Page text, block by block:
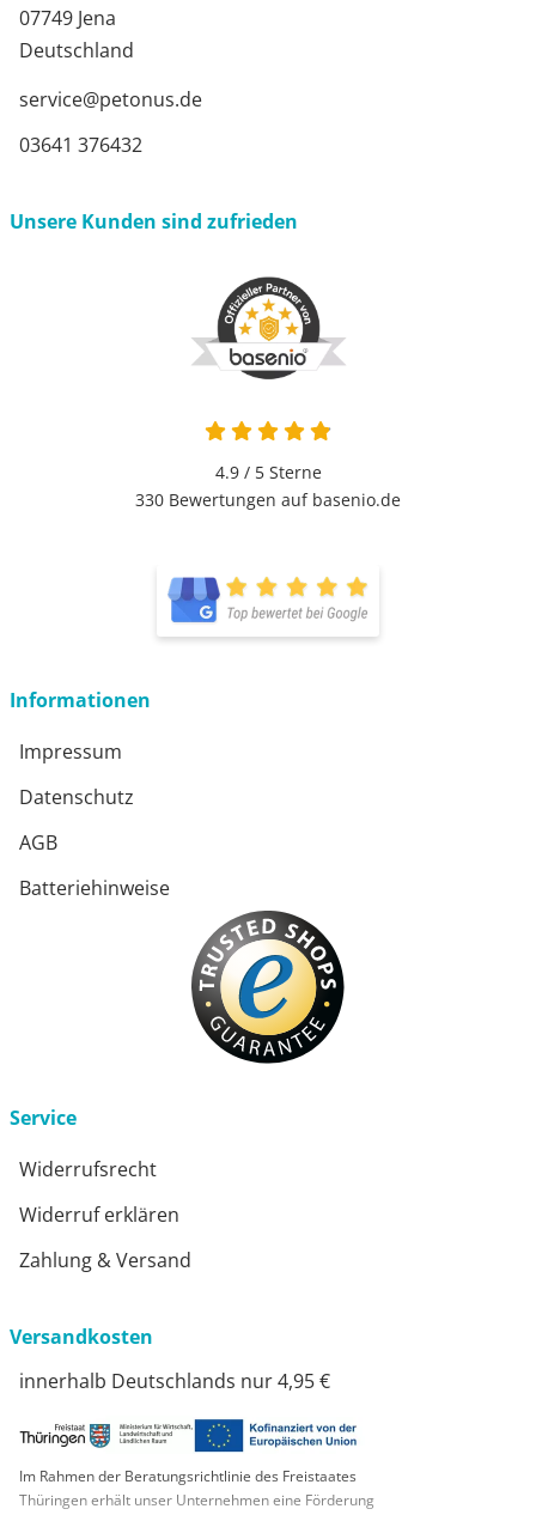
07749 Jena
Deutschland
service@petonus.de
03641 376432
Unsere Kunden sind zufrieden
4.9 / 5Sterne
330 Bewertungen auf basenio.de
Informationen
Impressum
Datenschutz
AGB
Batteriehinweise
Service
Widerrufsrecht
Widerruf erklären
Zahlung & Versand
Versandkosten
innerhalb Deutschlands nur 4,95 €
Im Rahmen der Beratungsrichtlinie des Freistaates
Thüringen erhält unser Unternehmen eine Förderung